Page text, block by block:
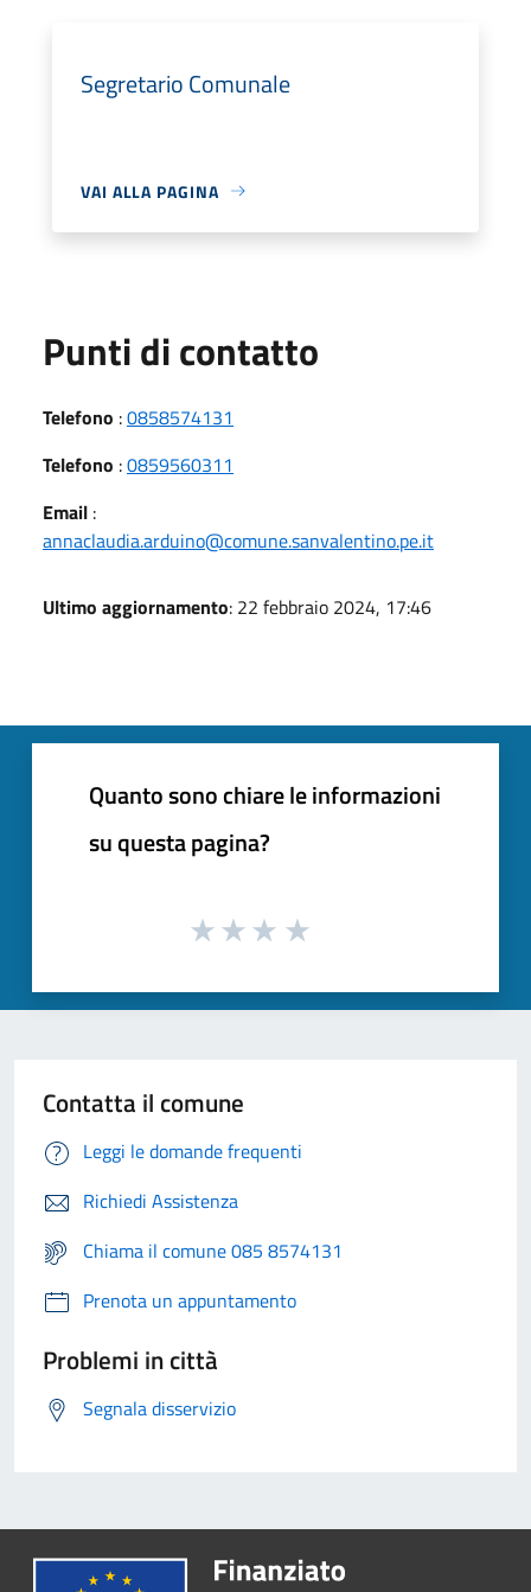
Segretario Comunale
VAI ALLA PAGINA
Punti di contatto
Telefono :0858574131
Telefono :0859560311
Email :
annaclaudia.arduino@comune.sanvalentino.pe.it
Ultimo aggiornamento: 22 febbraio 2024, 17:46
Quanto sono chiare le informazioni
su questa pagina?
Contatta il comune
Leggi le domande frequenti
Richiedi Assistenza
Chiama il comune 085 8574131
Prenota un appuntamento
Problemi in città
Segnala disservizio